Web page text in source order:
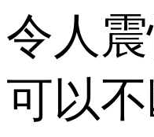
令人
可以